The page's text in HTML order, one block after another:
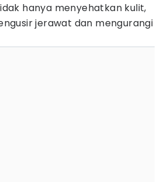
hanya menyehatkan kulit,
jerawat dan mengurangi